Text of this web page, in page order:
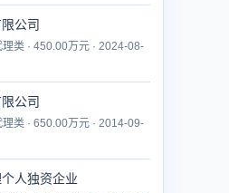
公司
类 · 450.00万元 · 2024-08-
公司
类 · 650.00万元 · 2014-09-
人独资企业